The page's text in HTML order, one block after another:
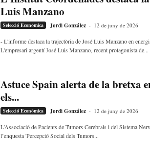
Luis Manzano
Selecció Econòmica Jordi González - 12 de juny de 2026
- L'informe destaca la trajectòria de José Luis Manzano en
L'empresari argentí José Luis Manzano, recent protagonista de...
Astuce Spain alerta de la bretxa
els...
Selecció Econòmica Jordi González - 12 de juny de 2026
L’Associació de Pacients de Tumors Cerebrals i del Sistema
l’enquesta 'Percepció Social dels Tumors...